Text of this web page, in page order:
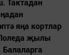
яңа кортлар
Поледа җылы